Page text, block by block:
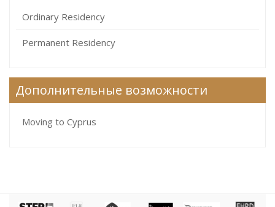
Ordinary Residency
Permanent Residency
Дополнительные возможности
Moving to Cyprus